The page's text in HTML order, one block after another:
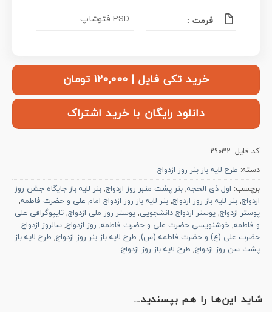
فرمت : PSD فتوشاپ
خرید تکی فایل | ۱۲۰,۰۰۰ تومان
دانلود رایگان با خرید اشتراک
کد فایل: 29032
دسته: طرح لایه باز بنر روز ازدواج
برچسب: اول ذی الحجه, بنر پشت منبر روز ازدواج, بنر لایه باز جایگاه جشن روز
ازدواج, بنر لایه باز روز ازدواج, بنر لایه باز روز ازدواج امام علی و حضرت فاطمه,
پوستر ازدواج, پوستر ازدواج دانشجویی, پوستر روز ملی ازدواج, تایپوگرافی علی
و فاطمه, خوشنویسی حضرت علی و حضرت فاطمه, روز ازدواج, سالروز ازدواج
حضرت علی (ع) و حضرت فاطمه (س), طرح لایه باز بنر روز ازدواج, طرح لایه باز
پشت سن روز ازدواج, طرح لایه باز روز ازدواج
شاید این‌ها را هم بپسندید…